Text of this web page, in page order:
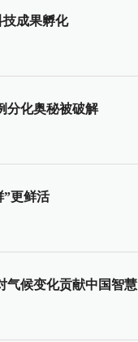
成果孵化
分化奥秘被破解
”更鲜活
气候变化贡献中国智慧